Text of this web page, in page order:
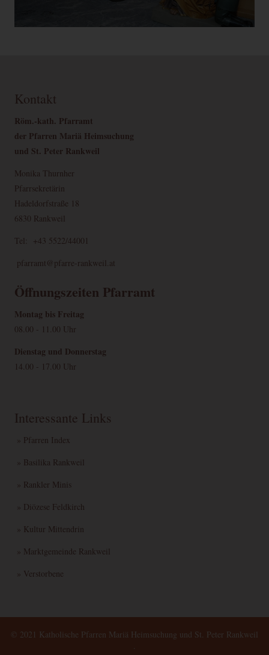
Kontakt
Röm.-kath. Pfarramt
der Pfarren Mariä Heimsuchung
und St. Peter Rankweil
Monika Thurnher
Pfarrsekretärin
Hadeldorfstraße 18
6830 Rankweil
Tel: +43 5522/44001
pfarramt@pfarre-rankweil.at
Öffnungszeiten Pfarramt
Montag bis Freitag
08.00 - 11.00 Uhr
Dienstag und Donnerstag
14.00 - 17.00 Uhr
Interessante Links
» Pfarren Index
» Basilika Rankweil
» Rankler Minis
» Diözese Feldkirch
» Kultur Mittendrin
» Marktgemeinde Rankweil
» Verstorbene
© 2021 Katholische Pfarren Mariä Heimsuchung und St. Peter Rankweil
·